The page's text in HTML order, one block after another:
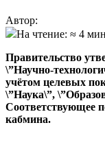
Автор:
На чтение: ≈ 4
Правительство
\”Научно-
учётом целевых
\”Наука\”,
Соответствующее
кабмина.